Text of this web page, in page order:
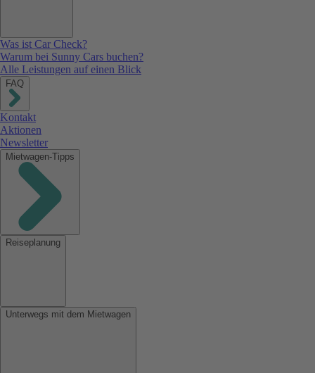
Was ist Car Check?
Warum bei Sunny Cars buchen?
Alle Leistungen auf einen Blick
FAQ
Kontakt
Aktionen
Newsletter
Mietwagen-Tipps
Reiseplanung
Unterwegs mit dem Mietwagen